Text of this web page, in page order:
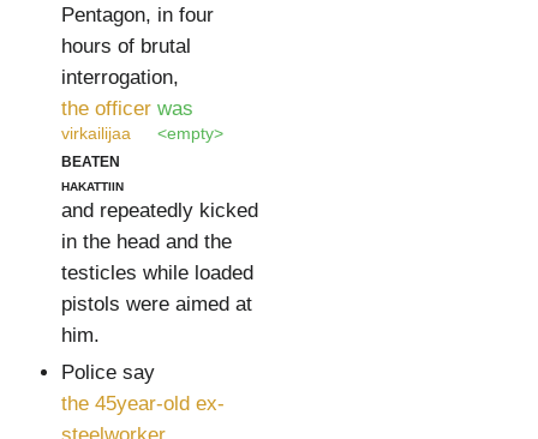
Pentagon, in four
hours of brutal
interrogation,
the officer
virkailijaa
was
<empty>
beaten
hakattiin
and repeatedly kicked
in the head and the
testicles while loaded
pistols were aimed at
him.
Police say
the 45year-old ex-